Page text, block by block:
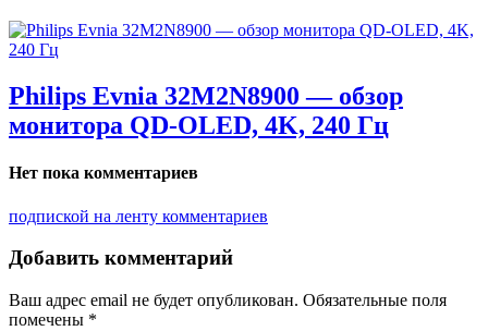
Philips Evnia 32M2N8900 — обзор
монитора QD-OLED, 4K, 240 Гц
Нет пока комментариев
подпиской на ленту комментариев
Добавить комментарий
Ваш адрес email не будет опубликован. Обязательные поля
помечены *